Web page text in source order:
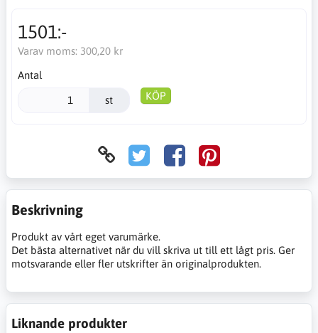
1501:-
Varav moms: 300,20 kr
Antal
st KÖP
Beskrivning
Produkt av vårt eget varumärke.
Det bästa alternativet när du vill skriva ut till ett lågt pris. Ger
motsvarande eller fler utskrifter än originalprodukten.
Liknande produkter